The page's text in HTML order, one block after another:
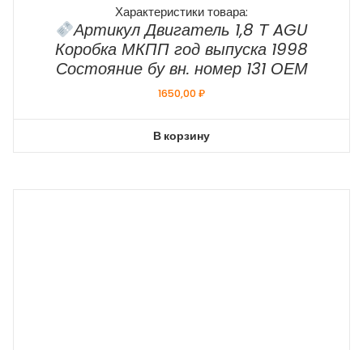
Характеристики товара:
Артикул Двигатель 1,8 Т AGU
Коробка МКПП год выпуска 1998
Состояние бу вн. номер 131 ОЕМ
1650,00₽
В корзину